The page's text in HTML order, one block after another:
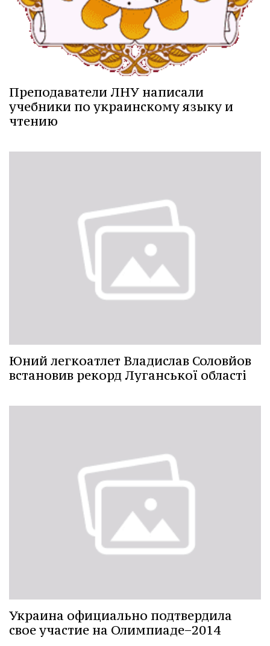
Преподаватели ЛНУ написали
учебники по украинскому языку и
чтению
Юний легкоатлет Владислав Соловйов
встановив рекорд Луганської області
Украина официально подтвердила
свое участие на Олимпиаде−2014